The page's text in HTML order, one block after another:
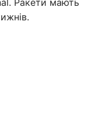
Ракети мають